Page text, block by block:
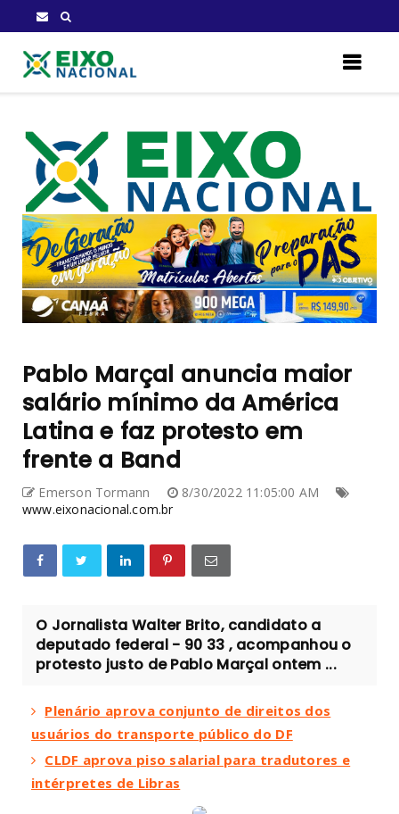
Pablo Marçal anuncia maior
salário mínimo da América
Latina e faz protesto em
frente a Band
Emerson Tormann
8/30/2022 11:05:00 AM
www.eixonacional.com.br
O Jornalista Walter Brito, candidato a
deputado federal - 90 33 , acompanhou o
protesto justo de Pablo Marçal ontem ...
Plenário aprova conjunto de direitos dos
usuários do transporte público do DF
CLDF aprova piso salarial para tradutores e
intérpretes de Libras